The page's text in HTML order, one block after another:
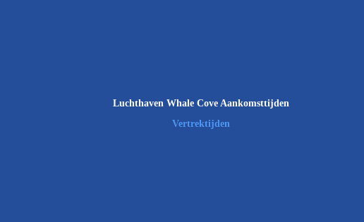
Luchthaven Whale Cove Aankomsttijden
Vertrektijden